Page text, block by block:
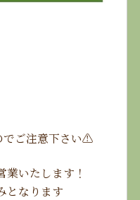
ご注意下さい⚠️
いたします！
となります